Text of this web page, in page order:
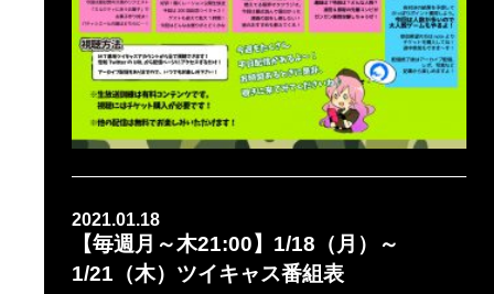
2021.01.18
【毎週月～木21:00】1/18（月）～
1/21（木）ツイキャス番組表